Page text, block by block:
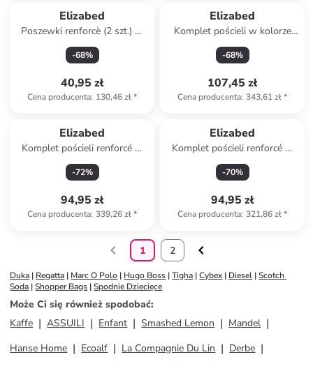
Elizabed
Poszewki renforcè (2 szt.) w
kolorze turkusowym na
poduszkę
-68%
40,95 zł
Cena producenta: 130,46 zł*
Elizabed
Komplet pościeli w kolorze
biało-niebieskim
-68%
107,45 zł
Cena producenta: 343,61 zł*
Elizabed
Komplet pościeli renforcé w
kolorze jasnoróżowym
-72%
94,95 zł
Cena producenta: 339,26 zł*
Elizabed
Komplet pościeli renforcé w
kolorze czarnym
-70%
94,95 zł
Cena producenta: 321,86 zł*
1 2
Duka | Regatta | Marc O Polo | Hugo Boss | Tigha | Cybex | Diesel | Scotch
Soda | Shopper Bags | Spodnie Dziecięce
Może Ci się również spodobać:
Kaffe
ASSUILI Enfant Smashed Lemon
Mandel
Hanse Home
Ecoalf La Compagnie Du Lin
Derbe